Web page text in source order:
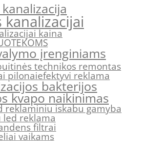
kaina
įrenginiams
technikos remontas
pilonaiefektyvi reklama
bakterijos
kvapo naikinimas
reklaminiu iskabu gamyba
reklama
filtrai
vaikams